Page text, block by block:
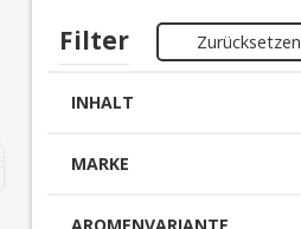
Filter Zurücksetzen
INHALT
MARKE